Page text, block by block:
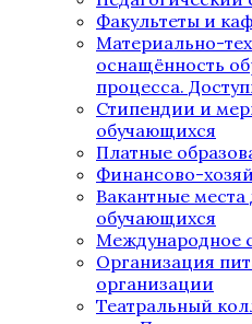
Факультеты и
Материально-
оснащённость
процесса.
Стипендии и
обучающихся
Платные
Финансово-
Вакантные
обучающихся
Международное
Организация
организации
Театральный